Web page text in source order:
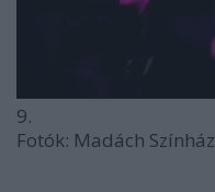
9.
Fotók: Madách Színház